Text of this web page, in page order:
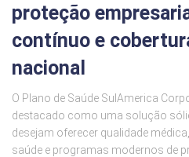
proteção
contínuo e
nacional
O Plano de Saúde SulAmerica
destacado como uma solução
desejam oferecer qualidade
saúde e programas modernos de